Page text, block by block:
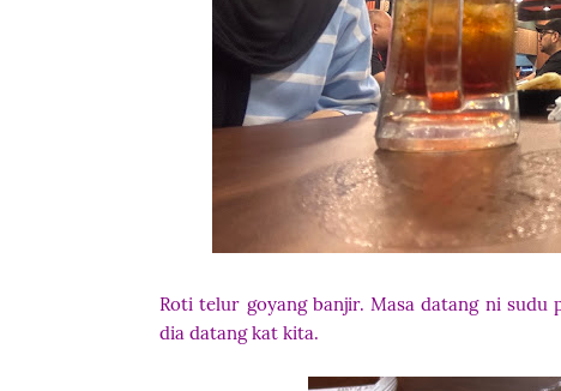
Roti telur goyang banjir. Masa datang ni sudu
dia datang kat kita.